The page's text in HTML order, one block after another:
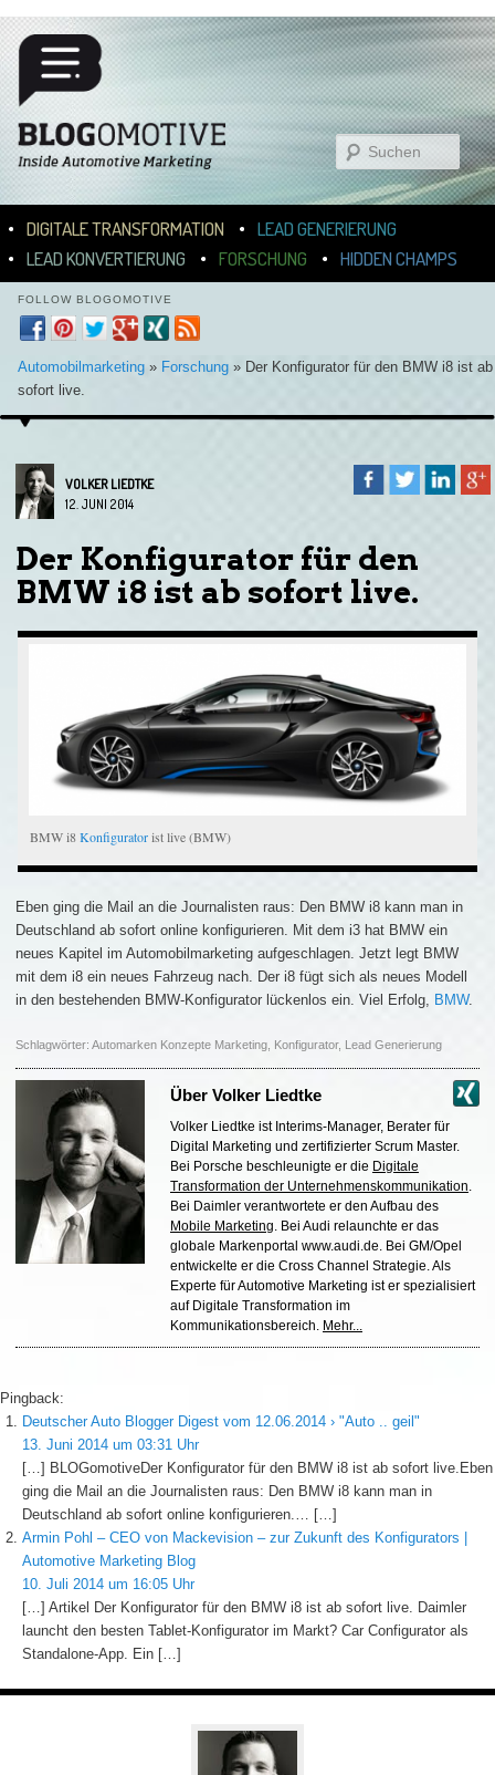
Suchen
ZUM INHALT WECHSELN
ZUM SEKUNDÄREN INHALT WECHSELN
DIGITALE TRANSFORMATION
LEAD GENERIERUNG
LEAD KONVERTIERUNG
FORSCHUNG HIDDEN CHAMPS
FOLLOW BLOGOMOTIVE
Automobilmarketing » Forschung » Der Konfigurator für den BMW i8 ist ab
sofort live.
VOLKER LIEDTKE
12. JUNI 2014
Der Konfigurator für den
BMW i8 ist ab sofort live.
BMW i8Konfiguratorist live (BMW)
Eben ging die Mail an die Journalisten raus: Den BMW i8 kann man in
Deutschland ab sofort online konfigurieren. Mit dem i3 hat BMW ein
neues Kapitel im Automobilmarketing aufgeschlagen. Jetzt legt BMW
mit dem i8 ein neues Fahrzeug nach. Der i8 fügt sich als neues Modell
in den bestehenden BMW-Konfigurator lückenlos ein. Viel Erfolg, BMW.
Schlagwörter: Automarken Konzepte Marketing Konfigurator, Lead Generierung
Über Volker Liedtke
Volker Liedtke ist Interims-Manager, Berater für
Digital Marketing und zertifizierter Scrum Master.
Bei Porsche beschleunigte er die Digitale
Transformation der Unternehmenskommunikation.
Bei Daimler verantwortete er den Aufbau des
Mobile Marketing. Bei Audi relaunchte er das
globale Markenportal www.audi.de. Bei GM/Opel
entwickelte er die Cross Channel Strategie. Als
Experte für Automotive Marketing ist er spezialisiert
auf Digitale Transformation im
Kommunikationsbereich. Mehr...
Pingback:
Deutscher Auto Blogger Digest vom 12.06.2014 › "Auto .. geil"
13. Juni 2014 um 03:31 Uhr
[…] BLOGomotiveDer Konfigurator für den BMW i8 ist ab sofort live.Eben
ging die Mail an die Journalisten raus: Den BMW i8 kann man in
Deutschland ab sofort online konfigurieren.… […]
Armin Pohl – CEO von Mackevision – zur Zukunft des Konfigurators |
Automotive Marketing Blog
10. Juli 2014 um 16:05 Uhr
[…] Artikel Der Konfigurator für den BMW i8 ist ab sofort live. Daimler
launcht den besten Tablet-Konfigurator im Markt? Car Configurator als
Standalone-App. Ein […]